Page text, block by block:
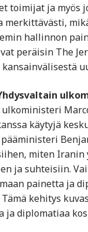
toimijat ja myös
hallinnon
peräisin The
kansainvälisestä
ulkoministeri
käytyjä
miten Iranin
ja suhteisiin.
painetta ja
Tämä kehitys
diplomatiaa